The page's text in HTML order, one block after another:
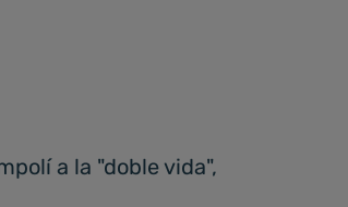
a la "doble vida",